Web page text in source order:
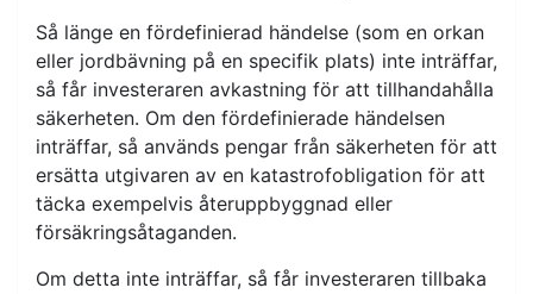
Så länge en fördefinierad händelse (som en orkan
eller jordbävning på en specifik plats) inte inträffar,
så får investeraren avkastning för att tillhandahålla
säkerheten. Om den fördefinierade händelsen
inträffar, så används pengar från säkerheten för att
ersätta utgivaren av en katastrofobligation för att
täcka exempelvis återuppbyggnad eller
försäkringsåtaganden.
Om detta inte inträffar, så får investeraren tillbaka